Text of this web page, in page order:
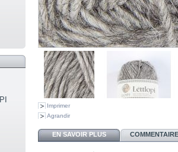
Imprimer
Agrandir
EN SAVOIR PLUS